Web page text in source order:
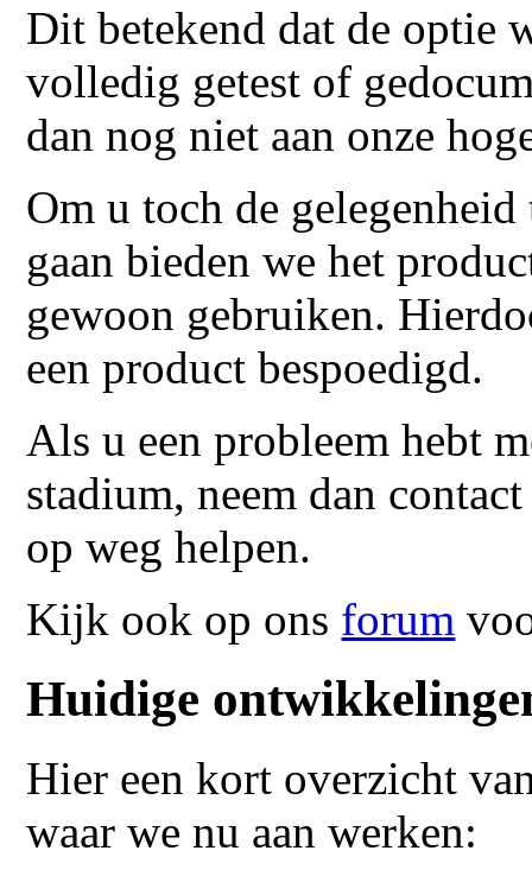
Dit betekend dat de optie
volledig getest of
dan nog niet aan onze
Om u toch de gelegenheid
gaan bieden we het
gewoon gebruiken.
een product bespoedigd.
Als u een probleem hebt
stadium, neem dan
op weg helpen.
Kijk ook op ons forum
Huidige
Hier een kort overzicht
waar we nu aan werken: